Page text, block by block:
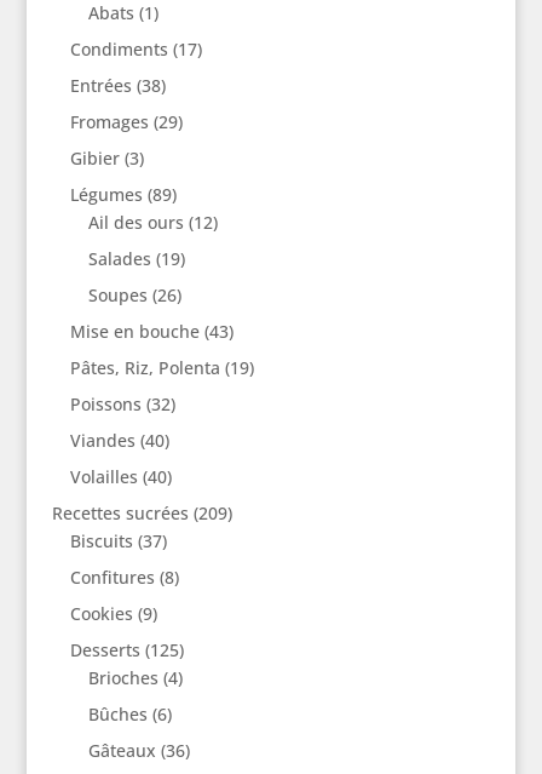
Abats (1)
Condiments (17)
Entrées (38)
Fromages (29)
Gibier(3)
Légumes (89)
Ail des ours (12)
Salades (19)
Soupes (26)
Mise en bouche(43)
Pâtes, Riz, Polenta (19)
Poissons (32)
Viandes (40)
Volailles (40)
Recettes sucrées (209)
Biscuits (37)
Confitures (8)
Cookies (9)
Desserts (125)
Brioches (4)
Bûches (6)
Gâteaux (36)